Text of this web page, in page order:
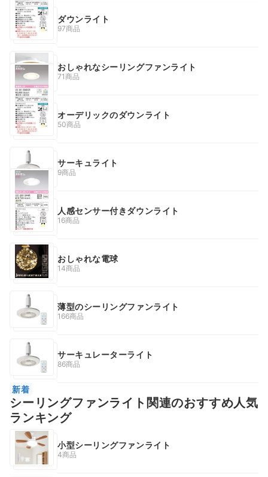
ダウンライト
97商品
おしゃれなシーリングファンライト
71商品
オーデリックのダウンライト
50商品
サーキュライト
9商品
人感センサー付きダウンライト
16商品
おしゃれな電球
14商品
薄型のシーリングファンライト
166商品
サーキュレーターライト
86商品
新着
シーリングファンライト関連のおすすめ人気
ランキング
小型シーリングファンライト
4商品